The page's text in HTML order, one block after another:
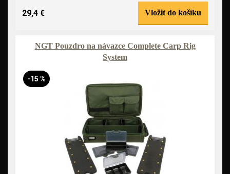
29,4 € Vložit do košíku
NGT Pouzdro na návazce Complete Carp Rig
System
-15 %